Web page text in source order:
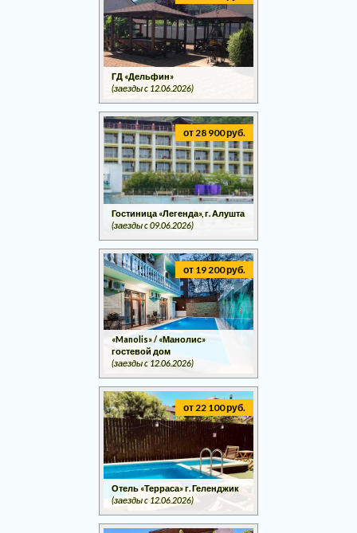
ГД «Дельфин»
(заезды c 12.06.2026)
от 28 900 руб.
Гостиница «Легенда», г. Алушта
(заезды c 09.06.2026)
от 19 200 руб.
«Manolis» / «Манолис»
гостевой дом
(заезды c 12.06.2026)
от 22 100 руб.
Отель «Терраса» г. Геленджик
(заезды c 12.06.2026)